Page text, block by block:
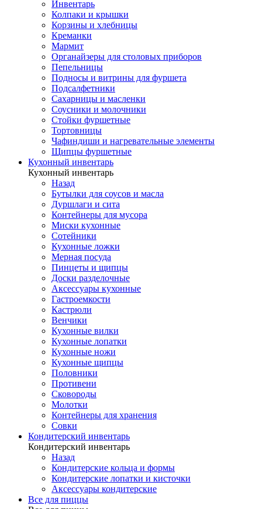
Инвентарь
Колпаки и крышки
Корзины и хлебницы
Креманки
Мармит
Органайзеры для столовых приборов
Пепельницы
Подносы и витрины для фуршета
Подсалфетники
Сахарницы и масленки
Соусники и молочники
Стойки фуршетные
Тортовницы
Чафиндиши и нагревательные элементы
Щипцы фуршетные
Кухонный инвентарь
Кухонный инвентарь
Назад
Бутылки для соусов и масла
Дуршлаги и сита
Контейнеры для мусора
Миски кухонные
Сотейники
Кухонные ложки
Мерная посуда
Пинцеты и щипцы
Доски разделочные
Аксессуары кухонные
Гастроемкости
Кастрюли
Венчики
Кухонные вилки
Кухонные лопатки
Кухонные ножи
Кухонные щипцы
Половники
Противени
Сковороды
Молотки
Контейнеры для хранения
Совки
Кондитерский инвентарь
Кондитерский инвентарь
Назад
Кондитерские кольца и формы
Кондитерские лопатки и кисточки
Аксессуары кондитерские
Все для пиццы